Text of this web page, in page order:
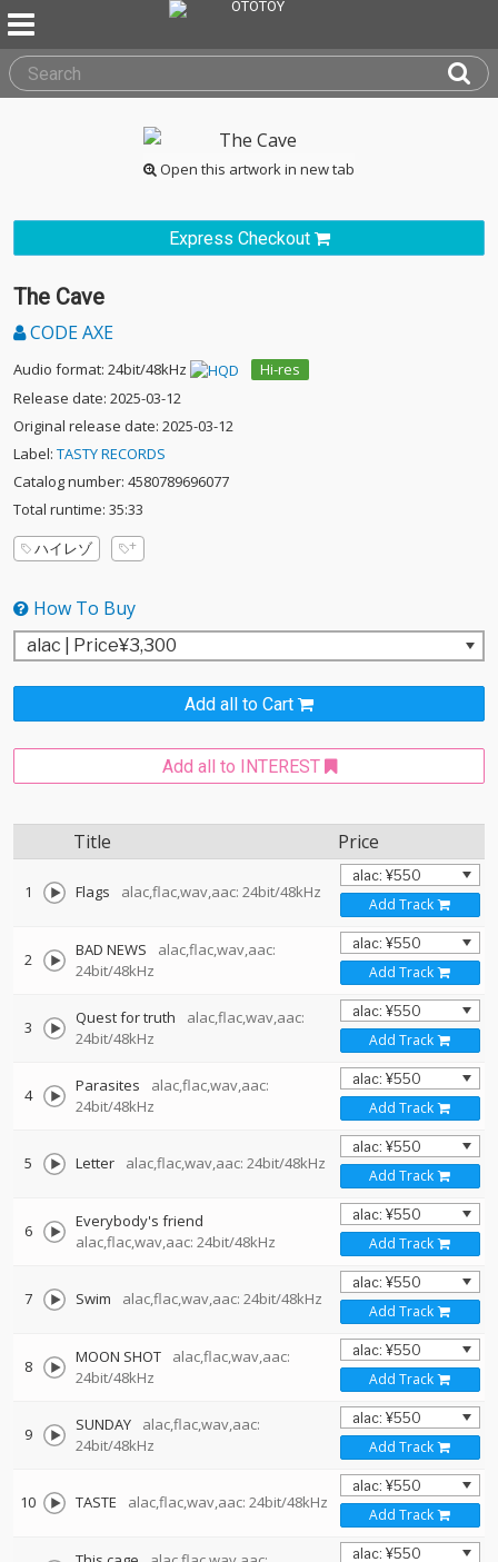
Open this artwork in new tab
Express Checkout
The Cave
CODE AXE
Audio format: 24bit/48kHz
Hi-res
Release date: 2025-03-12
Original release date: 2025-03-12
Label: TASTY RECORDS
Catalog number: 4580789696077
Total runtime: 35:33
ハイレゾ
How To Buy
Add all to Cart
Add all to INTEREST
Title Price
1 Flags alac,flac,wav,aac: 24bit/48kHz
Add Track
2 BAD NEWS
alac,flac,wav,aac:
24bit/48kHz
Add Track
3 Quest for truth
alac,flac,wav,aac:
24bit/48kHz
Add Track
4 Parasites
alac,flac,wav,aac:
24bit/48kHz
Add Track
5 Letter alac,flac,wav,aac: 24bit/48kHz
Add Track
6
Everybody's friend
alac,flac,wav,aac: 24bit/48kHz
Add Track
7 Swim alac,flac,wav,aac: 24bit/48kHz
Add Track
8 MOON SHOT
alac,flac,wav,aac:
24bit/48kHz
Add Track
9 SUNDAY
alac,flac,wav,aac:
24bit/48kHz
Add Track
10 TASTE alac,flac,wav,aac: 24bit/48kHz
Add Track